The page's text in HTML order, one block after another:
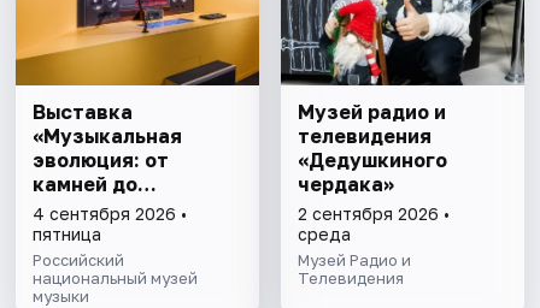
Выставка
«Музыкальная
эволюция: от
камней до
нейросети»
4 сентября 2026 •
пятница
Российский
национальный музей
музыки
Музей радио и
телевидения
«Дедушкиного
чердака»
2 сентября 2026 •
среда
Музей Радио и
Телевидения